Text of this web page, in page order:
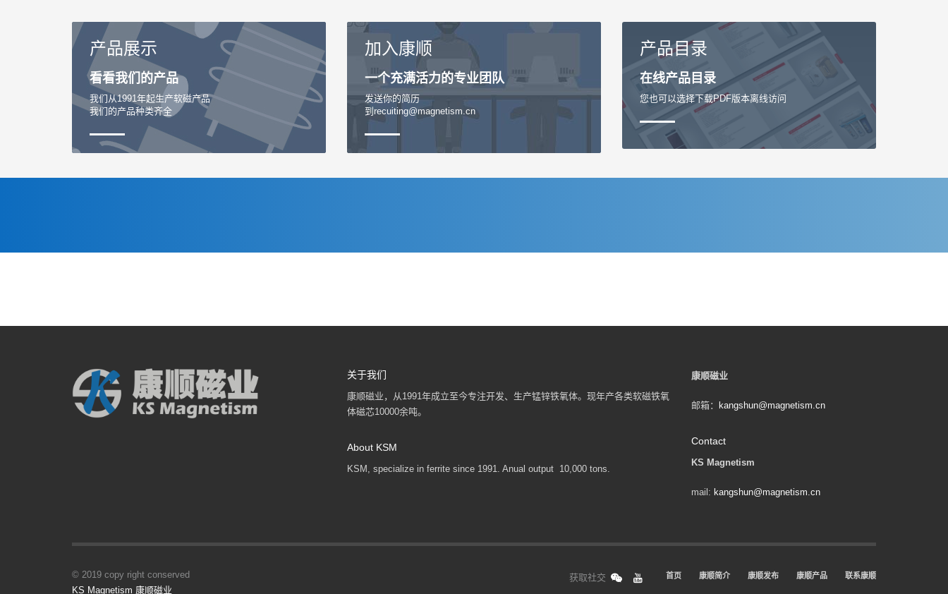
产品展示
看看我们的产品
我们从1991年起生产软磁产品
我们的产品种类齐全
加入康顺
一个充满活力的专业团队
发送你的简历
到recuiting@magnetism.cn
产品目录
在线产品目录
您也可以选择下载PDF版本离线访问
关于我们
康顺磁业，从1991年成立至今专注开发、生产锰锌铁氧体。现年产各类软磁铁氧
体磁芯10000余吨。
About KSM
KSM, specialize in ferrite since 1991. Anual output 10,000 tons.
康顺磁业
邮箱： kangshun@magnetism.cn
Contact
KS Magnetism
mail: kangshun@magnetism.cn
首页 康顺简介 康顺发布 康顺产品 联系康顺
获取社交
© 2019 copy right conserved
KS Magnetism 康顺磁业